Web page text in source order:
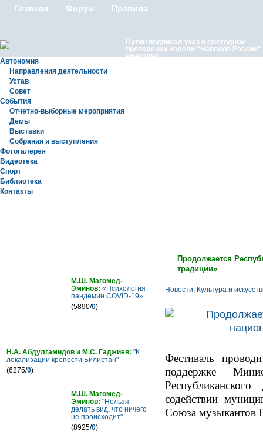
Главная Форум Правила
Автономия
Направления деятельности
Устав
Совет
События
Отчетно-выборные мероприятия
Демы
Выставки
Собрания и выступления
Фотогалерея
Видеотека
Спорт
Библиотека
Контакты
Путин подписал указ о ежегодном
проведении недели "Народов России"
ежегодно
Продолжается
традиции»
Новости, Культура и
Фестиваль
поддержке
содействии
Союза музыкантов
М.Ш. Магомед-
Эминов: «Психология
пандемии COVID-19»
(5890/0)
Н.А. Абдулгамидов и М.С. Гаджиев: "К
локализации крепости Билистан"
(6275/0)
М.Ш. Магомед-
Эминов: "Нельзя
делать вид, что ничего
не происходит"
(8925/0)